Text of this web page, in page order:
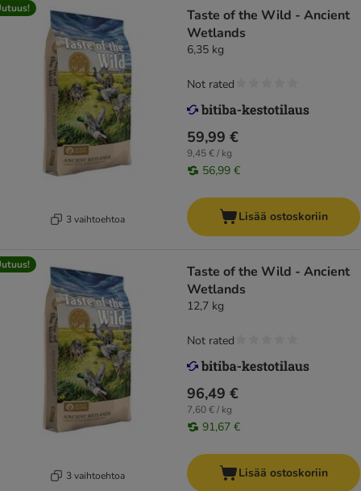
3 vaihtoehtoa
Taste of the Wild - Ancient
Wetlands
6,35 kg
59,99 €
9,45 € / kg
56,99 €
Not rated
Lisää ostoskoriin
3 vaihtoehtoa
Taste of the Wild - Ancient
Wetlands
12,7 kg
96,49 €
7,60 € / kg
91,67 €
Not rated
Lisää ostoskoriin